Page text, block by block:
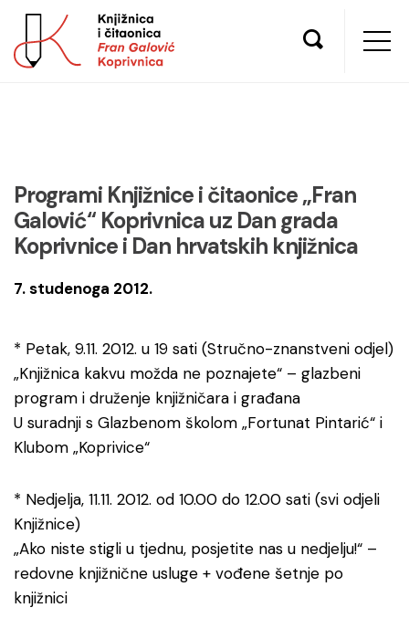
Programi Knjižnice i čitaonice „Fran
Galović“ Koprivnica uz Dan grada
Koprivnice i Dan hrvatskih knjižnica
7. studenoga 2012.
* Petak, 9.11. 2012. u 19 sati (Stručno-znanstveni odjel)
„Knjižnica kakvu možda ne poznajete“ – glazbeni
program i druženje knjižničara i građana
U suradnji s Glazbenom školom „Fortunat Pintarić“ i
Klubom „Koprivice“
* Nedjelja, 11.11. 2012. od 10.00 do 12.00 sati (svi odjeli
Knjižnice)
„Ako niste stigli u tjednu, posjetite nas u nedjelju!“ –
redovne knjižnične usluge + vođene šetnje po
knjižnici